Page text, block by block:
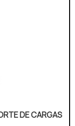
carrinho de
DE CARGAS